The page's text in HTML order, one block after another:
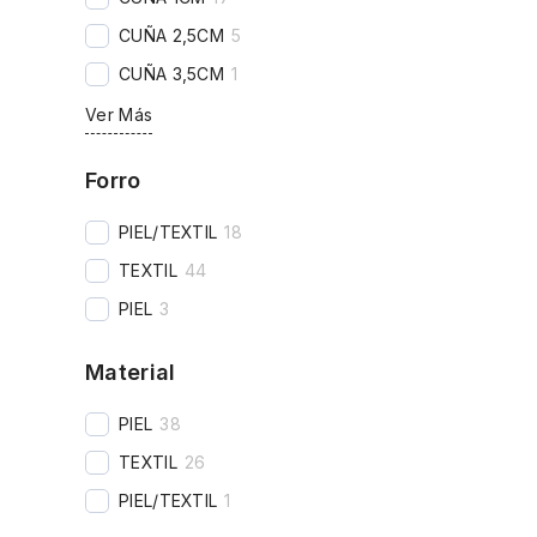
CUÑA 2,5CM 5
CUÑA 3,5CM 1
Ver Más
Forro
PIEL/TEXTIL 18
TEXTIL 44
PIEL 3
Material
PIEL 38
TEXTIL 26
PIEL/TEXTIL 1